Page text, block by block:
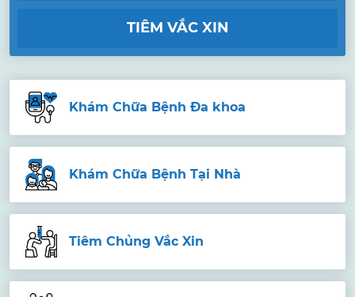
TIÊM VẮC XIN
Khám Chữa Bệnh Đa khoa
Khám Chữa Bệnh Tại Nhà
Tiêm Chủng Vắc Xin